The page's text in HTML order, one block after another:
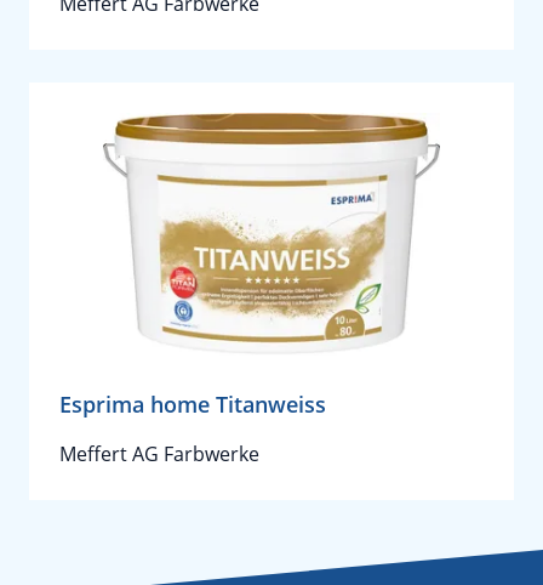
Esprima home Titanweiss
Meffert AG Farbwerke